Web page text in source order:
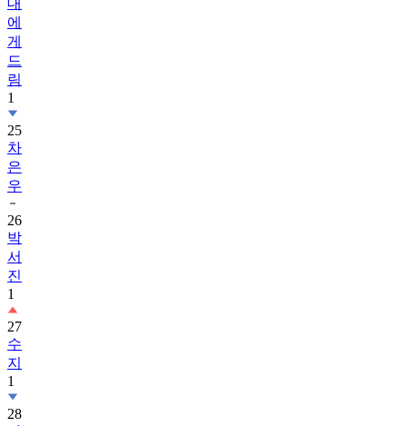
에
게
드
림
1
25
차
은
우
26
박
서
진
1
27
수
지
1
28